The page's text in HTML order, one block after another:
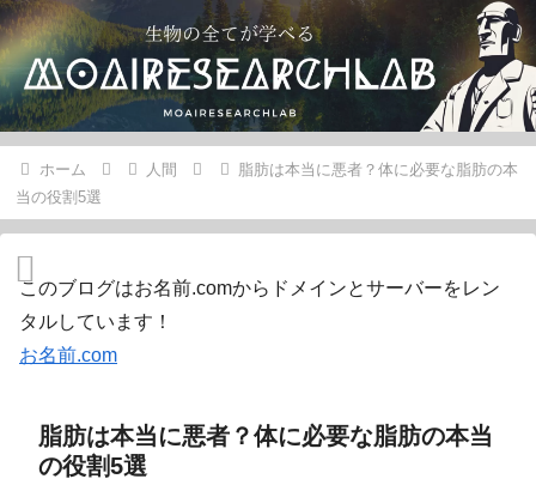
ホーム 人間
脂肪は本当に悪者？体に必要な脂肪の本
当の役割5選
このブログはお名前.comからドメインとサーバーをレン
タルしています！
お名前.com
脂肪は本当に悪者？体に必要な脂肪の本当
の役割5選